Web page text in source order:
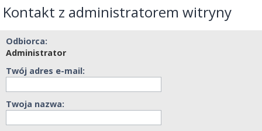
Kontakt z administratorem witryny
Odbiorca:
Administrator
Twój adres e-mail:
Twoja nazwa: